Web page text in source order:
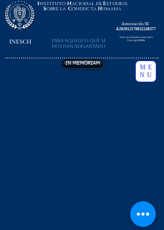
Instituto Nacional deEstudios
Sobre la ConductaHumana
IN MEMORIAM
Para aquellos que se
nos han adelantado
INESCH
Todos los derechos reservados
Copyright 2026
Autorización SE
A202012170832248377
ME
NU